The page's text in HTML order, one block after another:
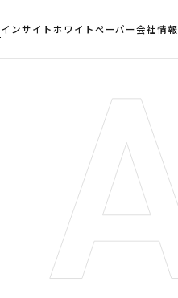
インサイト ホワイトペーパー会社情報